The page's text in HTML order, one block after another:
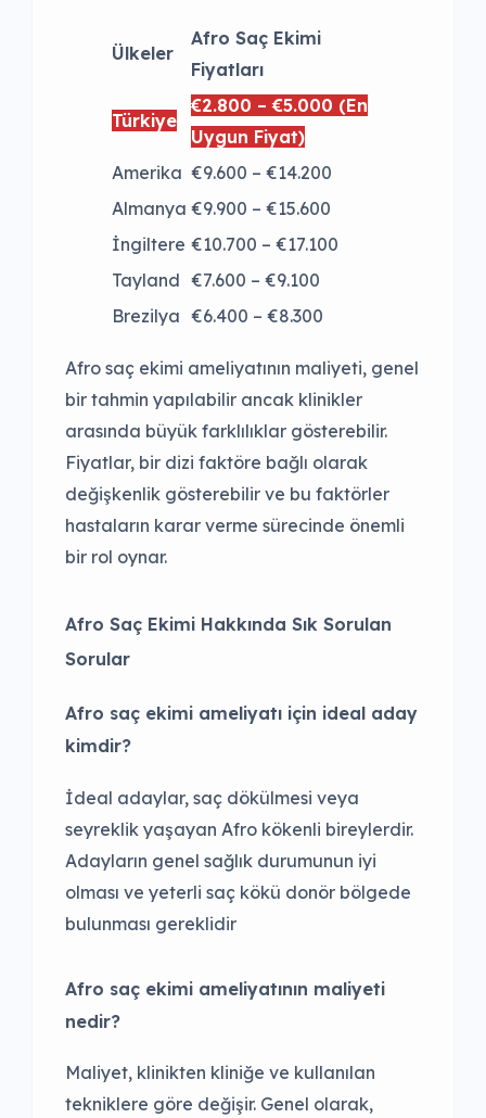
Ülkeler
Afro Saç Ekimi
Fiyatları
Türkiye
€2.800 – €5.000 (En
Uygun Fiyat)
Amerika €9.600 – €14.200
Almanya €9.900 – €15.600
İngiltere €10.700 – €17.100
Tayland €7.600 – €9.100
Brezilya €6.400 – €8.300
Afro saç ekimi ameliyatının maliyeti, genel
bir tahmin yapılabilir ancak klinikler
arasında büyük farklılıklar gösterebilir.
Fiyatlar, bir dizi faktöre bağlı olarak
değişkenlik gösterebilir ve bu faktörler
hastaların karar verme sürecinde önemli
bir rol oynar.
Afro Saç Ekimi Hakkında Sık Sorulan
Sorular
Afro saç ekimi ameliyatı için ideal aday
kimdir?
İdeal adaylar, saç dökülmesi veya
seyreklik yaşayan Afro kökenli bireylerdir.
Adayların genel sağlık durumunun iyi
olması ve yeterli saç kökü donör bölgede
bulunması gereklidir
Afro saç ekimi ameliyatının maliyeti
nedir?
Maliyet, klinikten kliniğe ve kullanılan
tekniklere göre değişir. Genel olarak,